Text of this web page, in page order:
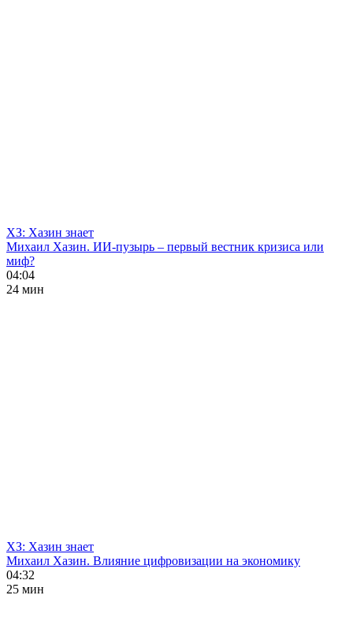
ХЗ: Хазин знает
Михаил Хазин. ИИ-пузырь – первый вестник кризиса или
миф?
04:04
24 мин
ХЗ: Хазин знает
Михаил Хазин. Влияние цифровизации на экономику
04:32
25 мин